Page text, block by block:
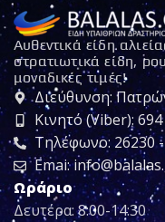
Αυθεντικά είδη
στρατιωτικά είδη,
μοναδικές τιμές!
Διεύθυνση:
Κινητό (Viber):
Τηλέφωνο: 26230
Emai:
Ωράριο
Δευτέρα: 8:00-14:30